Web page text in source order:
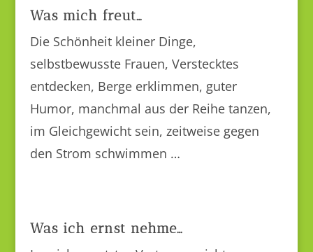
Was mich freut…
Die Schönheit kleiner Dinge,
selbstbewusste Frauen, Verstecktes
entdecken, Berge erklimmen, guter
Humor, manchmal aus der Reihe tanzen,
im Gleichgewicht sein, zeitweise gegen
den Strom schwimmen …
Was ich ernst nehme…